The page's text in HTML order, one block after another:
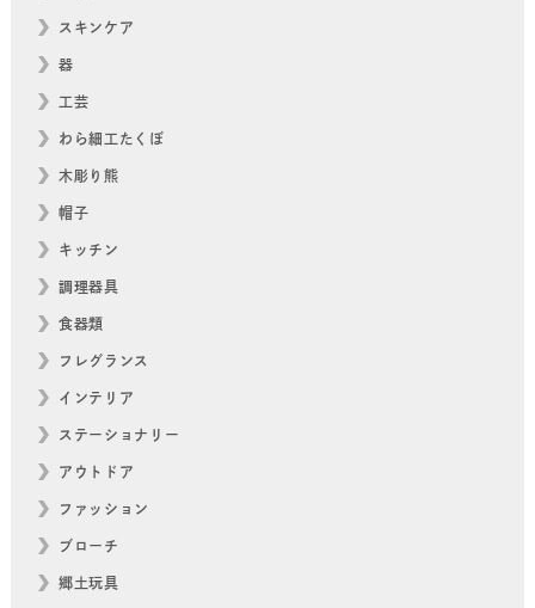
スキンケア
器
工芸
わら細工たくぼ
木彫り熊
帽子
キッチン
調理器具
食器類
フレグランス
インテリア
ステーショナリー
アウトドア
ファッション
ブローチ
郷土玩具